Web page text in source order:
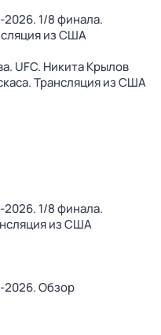
1/8 финала.
из США
UFC. Никита Крылов
Трансляция из США
1/8 финала.
из США
2026. Обзор